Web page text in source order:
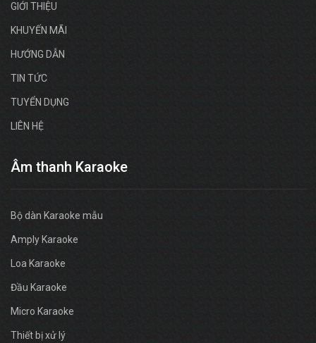
GIỚI THIỆU
KHUYẾN MÃI
HƯỚNG DẪN
TIN TỨC
TUYỂN DỤNG
LIÊN HỆ
Âm thanh Karaoke
Bộ dàn Karaoke mẫu
Amply Karaoke
Loa Karaoke
Đầu Karaoke
Micro Karaoke
Thiết bị xử lý